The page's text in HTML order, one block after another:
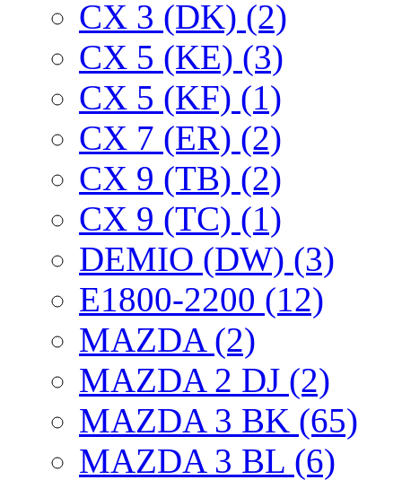
CX 3 (DK) (2)
CX 5 (KE) (3)
CX 5 (KF) (1)
CX 7 (ER) (2)
CX 9 (TB) (2)
CX 9 (TC) (1)
DEMIO (DW) (3)
E1800-2200 (12)
MAZDA (2)
MAZDA 2 DJ (2)
MAZDA 3 BK (65)
MAZDA 3 BL (6)